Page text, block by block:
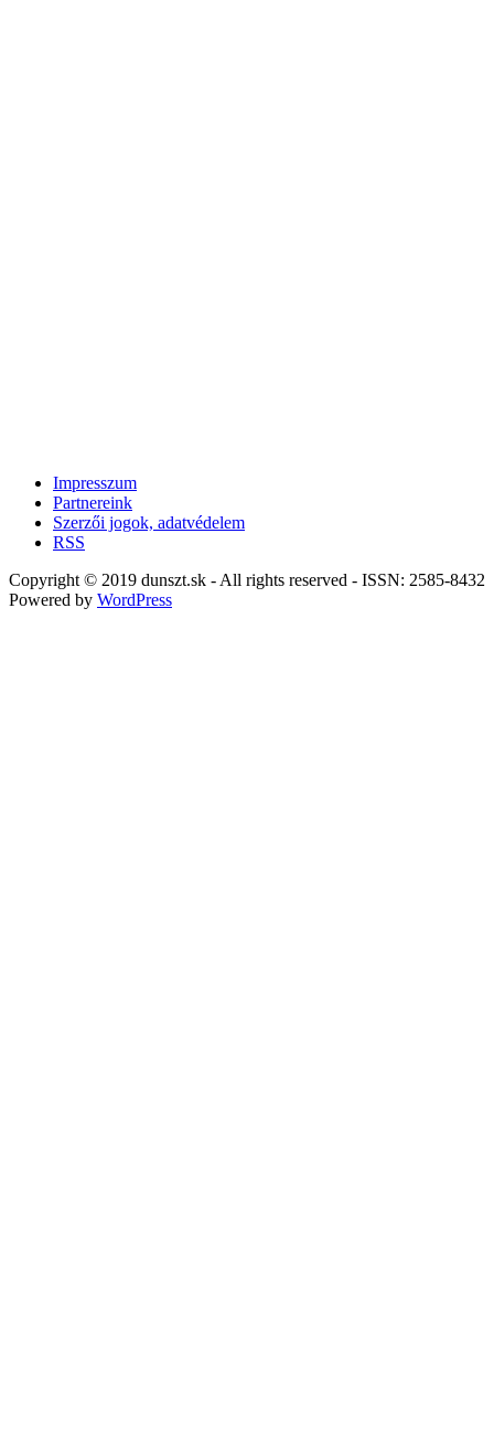
Impresszum
Partnereink
Szerzői jogok, adatvédelem
RSS
Copyright © 2019 dunszt.sk - All rights reserved - ISSN: 2585-8432
Powered by WordPress